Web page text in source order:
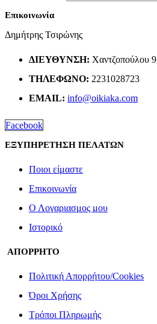
Επικοινωνία
Δημήτρης Τσιρώνης
ΔΙΕΎΘΥΝΣΗ: Χαντζοπούλου
ΤΗΛΈΦΩΝΟ: 2231028723
EMAIL: info@oikiaka.com
Facebook
ΕΞΥΠΗΡΕΤΗΣΗ ΠΕΛΑΤΩΝ
Ποιοι είμαστε
Επικοινωνία
Ο Λογαριασμος μου
Ιστορικό
ΑΠΟΡΡΗΤΟ
Πολιτική Απορρήτου/Cookies
Όροι Χρήσης
Τρόποι Πληρωμής